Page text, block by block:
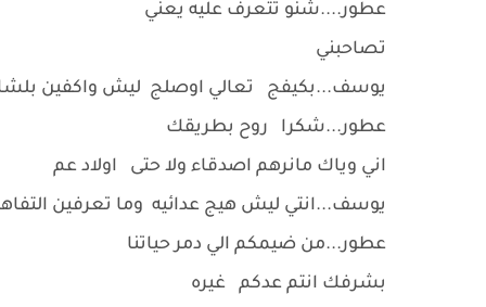
عطور....شنو تتعرف عليه يعني
تصاحبني
يوسف...بكيفج تعالي اوصلج ليش واكفين
عطور...شكرا روح بطريقك
اني وياك مانرهم اصدقاء ولا حتى اولاد عم
يوسف...انتي ليش هيج عدائيه وما تعرفين
عطور...من ضيمكم الي دمر حياتنا
بشرفك انتم عدكم غيره